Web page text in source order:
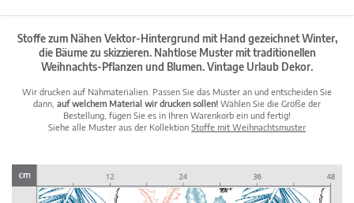
Stoffe zum Nähen Vektor-Hintergrund mit Hand gezeichnet Winter,
die Bäume zu skizzieren. Nahtlose Muster mit traditionellen
Weihnachts-Pflanzen und Blumen. Vintage Urlaub Dekor.
Wir drucken auf Nähmaterialien. Passen Sie das Muster an und entscheiden Sie
dann, auf welchem Material wir drucken sollen! Wählen Sie die Größe der
Bestellung, fügen Sie es in Ihren Warenkorb ein und fertig!
Siehe alle Muster aus der Kollektion Stoffe mit Weihnachtsmuster